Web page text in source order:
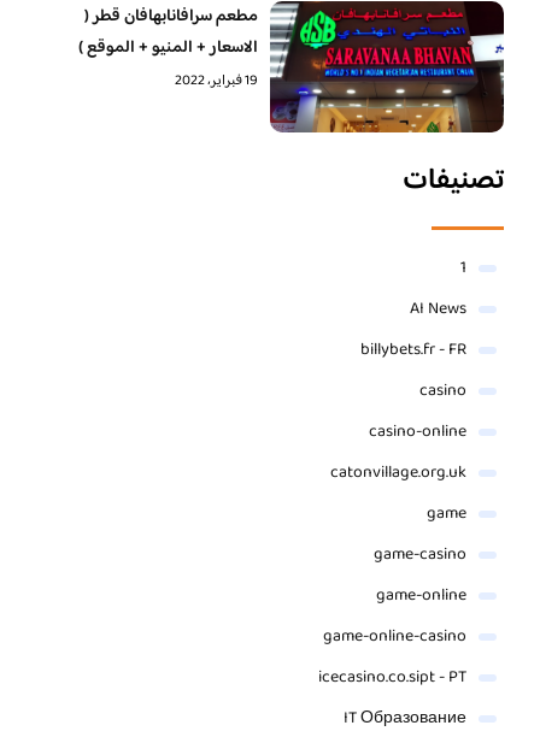
مطعم سرافانابهافان قطر (
الاسعار + المنيو + الموقع )
19 فبراير، 2022
تصنيفات
1
AI News
billybets.fr - FR
casino
casino-online
catonvillage.org.uk
game
game-casino
game-online
game-online-casino
icecasino.co.sipt - PT
IT Образование